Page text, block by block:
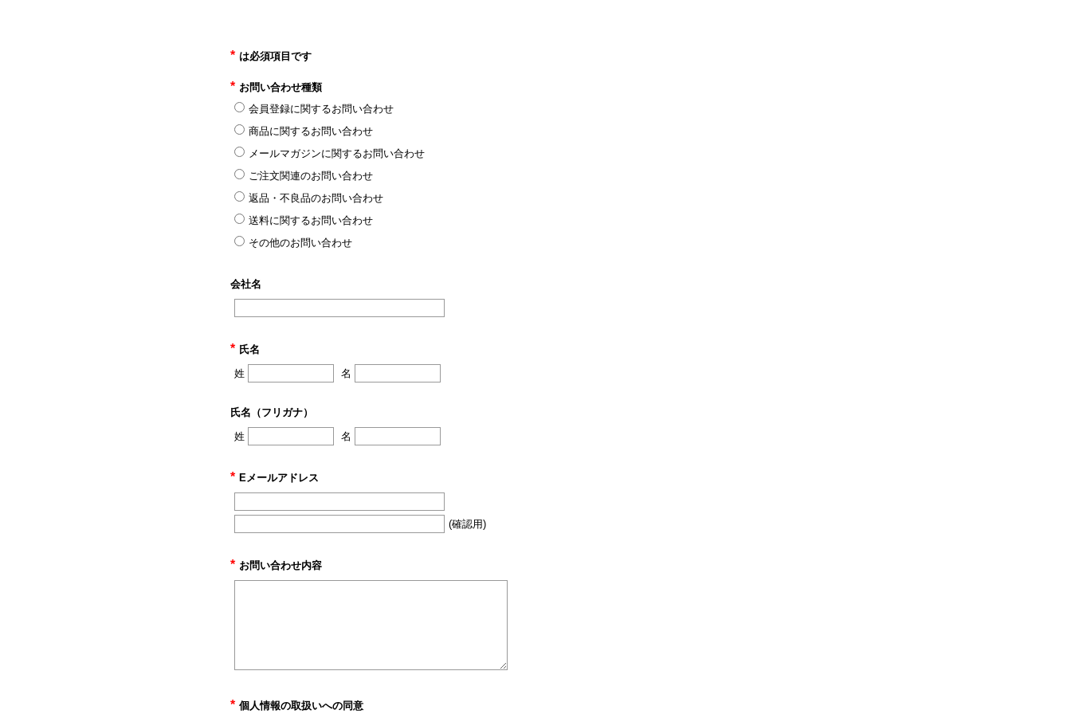
* は必須項目です
* お問い合わせ種類
会員登録に関するお問い合わせ
商品に関するお問い合わせ
メールマガジンに関するお問い合わせ
ご注文関連のお問い合わせ
返品・不良品のお問い合わせ
送料に関するお問い合わせ
その他のお問い合わせ
会社名
* 氏名
姓
名
氏名（フリガナ）
姓
名
* Eメールアドレス
(確認用)
* お問い合わせ内容
* 個人情報の取扱いへの同意